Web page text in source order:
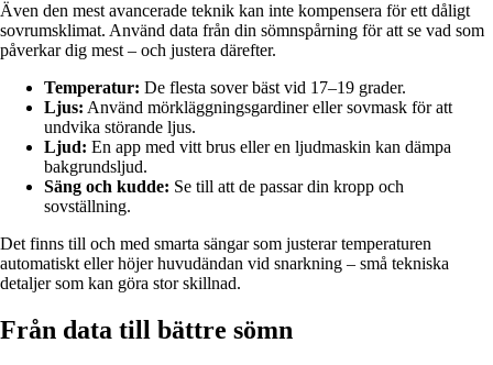
Även den mest avancerade teknik kan inte kompensera för ett dåligt
sovrumsklimat. Använd data från din sömnspårning för att se vad som
påverkar dig mest – och justera därefter.
Temperatur: De flesta sover bäst vid 17–19 grader.
Ljus: Använd mörkläggningsgardiner eller sovmask för att
undvika störande ljus.
Ljud: En app med vitt brus eller en ljudmaskin kan dämpa
bakgrundsljud.
Säng och kudde: Se till att de passar din kropp och
sovställning.
Det finns till och med smarta sängar som justerar temperaturen
automatiskt eller höjer huvudändan vid snarkning – små tekniska
detaljer som kan göra stor skillnad.
Från data till bättre sömn